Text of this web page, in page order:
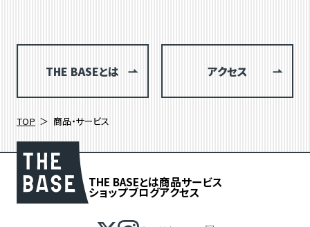
THE BASEとは アクセス
TOP 商品・サービス
THE BASEとは商品サービス
ショップブログアクセス